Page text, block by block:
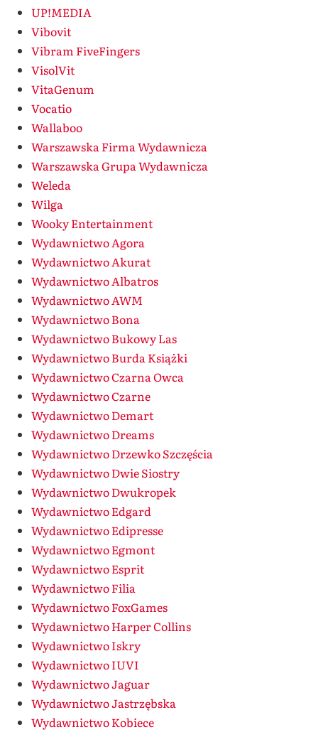
UP!MEDIA
Vibovit
Vibram FiveFingers
VisolVit
VitaGenum
Vocatio
Wallaboo
Warszawska Firma Wydawnicza
Warszawska Grupa Wydawnicza
Weleda
Wilga
Wooky Entertainment
Wydawnictwo Agora
Wydawnictwo Akurat
Wydawnictwo Albatros
Wydawnictwo AWM
Wydawnictwo Bona
Wydawnictwo Bukowy Las
Wydawnictwo Burda Książki
Wydawnictwo Czarna Owca
Wydawnictwo Czarne
Wydawnictwo Demart
Wydawnictwo Dreams
Wydawnictwo Drzewko Szczęścia
Wydawnictwo Dwie Siostry
Wydawnictwo Dwukropek
Wydawnictwo Edgard
Wydawnictwo Edipresse
Wydawnictwo Egmont
Wydawnictwo Esprit
Wydawnictwo Filia
Wydawnictwo FoxGames
Wydawnictwo Harper Collins
Wydawnictwo Iskry
Wydawnictwo IUVI
Wydawnictwo Jaguar
Wydawnictwo Jastrzębska
Wydawnictwo Kobiece